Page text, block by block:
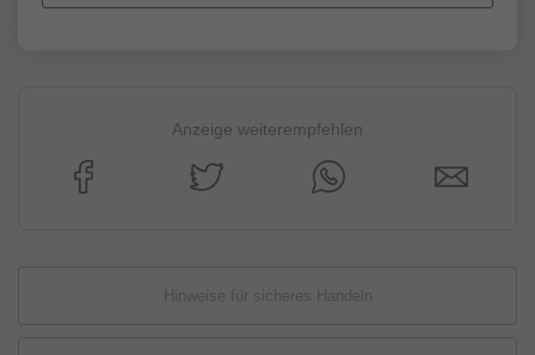
Anzeige weiterempfehlen
Hinweise für sicheres Handeln